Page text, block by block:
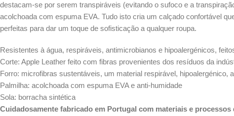
destacam-se por serem transpiráveis (evitando o sufoco e a
acolchoada com espuma EVA. Tudo isto cria um calçado confortável
perfeitas para dar um toque de sofisticação a qualquer roupa.
Resistentes à água, respiráveis, antimicrobianos e hipoalergénicos,
Corte: Apple Leather feito com fibras provenientes dos resíduos da
Forro: microfibras sustentáveis, um material respirável,
Palmilha: acolchoada com espuma EVA e anti-humidade
Sola: borracha sintética
Cuidadosamente fabricado em Portugal com materiais e